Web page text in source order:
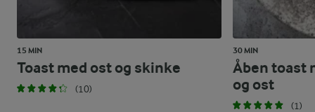
15 MIN
Toast med ost og skinke
(10)
30 MIN
Åben toast
og ost
(1)